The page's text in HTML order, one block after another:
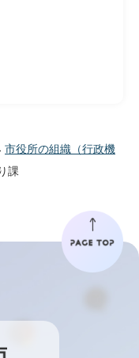
市役所の組織（行政機
課